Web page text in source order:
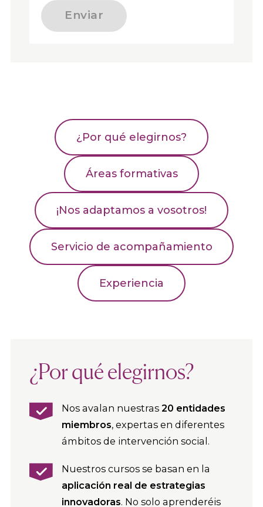
Enviar
¿Por qué elegirnos?
Áreas formativas
¡Nos adaptamos a vosotros!
Servicio de acompañamiento
Experiencia
¿Por qué elegirnos?
Nos avalan nuestras 20 entidades
miembros, expertas en diferentes
ámbitos de intervención social.
Nuestros cursos se basan en la
aplicación real de estrategias
innovadoras. No solo aprenderéis